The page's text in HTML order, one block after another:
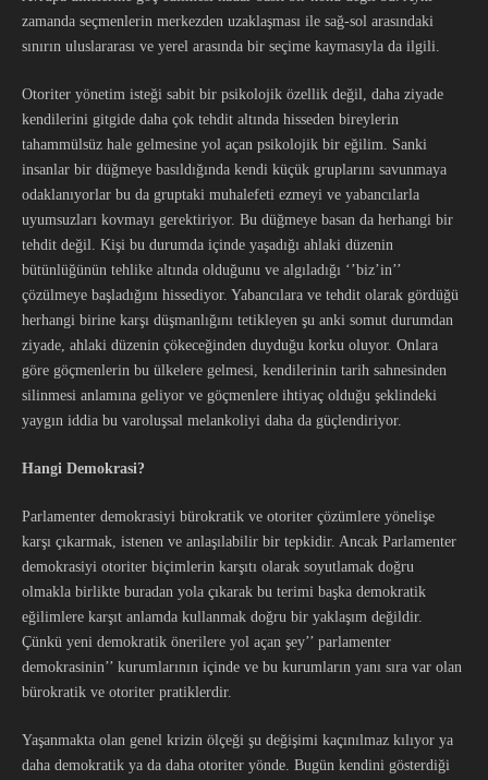
zamanda seçmenlerin merkezden uzaklaşması ile sağ-sol arasındaki
sınırın uluslararası ve yerel arasında bir seçime kaymasıyla da ilgili.
Otoriter yönetim isteği sabit bir psikolojik özellik değil, daha ziyade
kendilerini gitgide daha çok tehdit altında hisseden bireylerin
tahammülsüz hale gelmesine yol açan psikolojik bir eğilim. Sanki
insanlar bir düğmeye basıldığında kendi küçük gruplarını savunmaya
odaklanıyorlar bu da gruptaki muhalefeti ezmeyi ve yabancılarla
uyumsuzları kovmayı gerektiriyor. Bu düğmeye basan da herhangi bir
tehdit değil. Kişi bu durumda içinde yaşadığı ahlaki düzenin
bütünlüğünün tehlike altında olduğunu ve algıladığı ‘’biz’in’’
çözülmeye başladığını hissediyor. Yabancılara ve tehdit olarak gördüğü
herhangi birine karşı düşmanlığını tetikleyen şu anki somut durumdan
ziyade, ahlaki düzenin çökeceğinden duyduğu korku oluyor. Onlara
göre göçmenlerin bu ülkelere gelmesi, kendilerinin tarih sahnesinden
silinmesi anlamına geliyor ve göçmenlere ihtiyaç olduğu şeklindeki
yaygın iddia bu varoluşsal melankoliyi daha da güçlendiriyor.
Hangi Demokrasi?
Parlamenter demokrasiyi bürokratik ve otoriter çözümlere yönelişe
karşı çıkarmak, istenen ve anlaşılabilir bir tepkidir. Ancak Parlamenter
demokrasiyi otoriter biçimlerin karşıtı olarak soyutlamak doğru
olmakla birlikte buradan yola çıkarak bu terimi başka demokratik
eğilimlere karşıt anlamda kullanmak doğru bir yaklaşım değildir.
Çünkü yeni demokratik önerilere yol açan şey’’ parlamenter
demokrasinin’’ kurumlarının içinde ve bu kurumların yanı sıra var olan
bürokratik ve otoriter pratiklerdir.
Yaşanmakta olan genel krizin ölçeği şu değişimi kaçınılmaz kılıyor ya
daha demokratik ya da daha otoriter yönde. Bugün kendini gösterdiği